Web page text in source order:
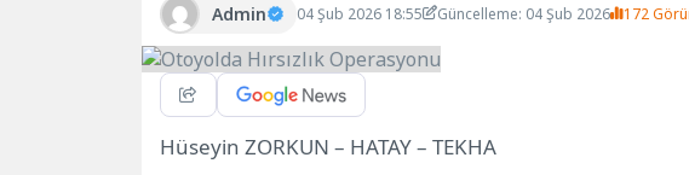
Admin 04 Şub 2026 18:55 Güncelleme: 04 Şub 2026 172
Hüseyin ZORKUN – HATAY – TEKHA